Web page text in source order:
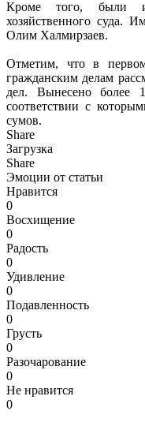
Кроме того, были
хозяйственного суда.
Олим Халмирзаев.
Отметим, что в
гражданским делам
дел. Вынесено более
соответствии с
сумов.
Share
Загрузка
Share
Эмоции от статьи
Нравится
0
Восхищение
0
Радость
0
Удивление
0
Подавленность
0
Грусть
0
Разочарование
0
Не нравится
0